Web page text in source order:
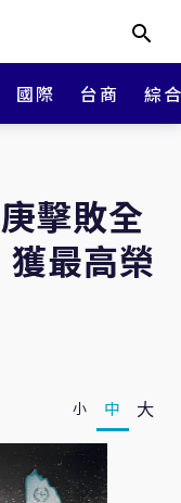
國際 台商 綜
擊敗全
最高榮
小 中 大